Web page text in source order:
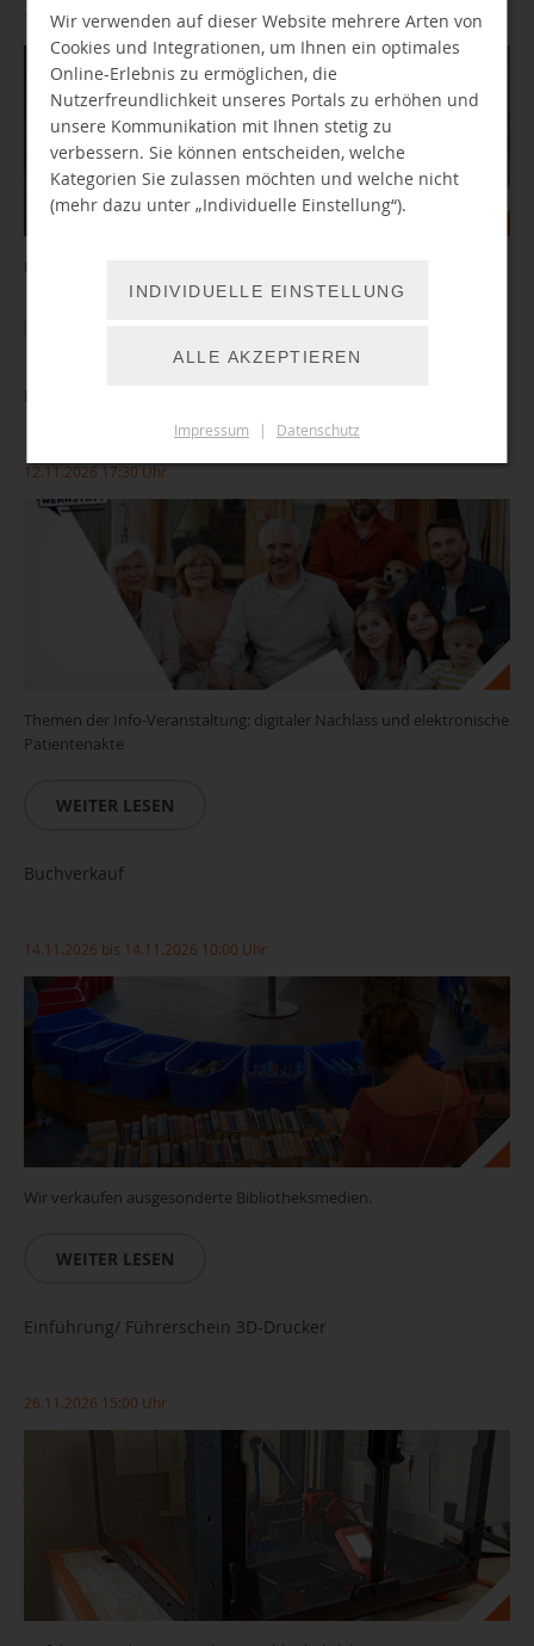
10.11.2026 10:00 Uhr
Ein Angebot der Nachrichtenwerkstatt Chemnitz.
12.11.2026 17:30 Uhr
Themen der Info-Veranstaltung: digitaler Nachlass und elektronische
Patientenakte
WEITER LESEN
Buchverkauf
14.11.2026 bis 14.11.2026 10:00 Uhr
Wir verkaufen ausgesonderte Bibliotheksmedien.
WEITER LESEN
Einführung/ Führerschein 3D-Drucker
26.11.2026 15:00 Uhr
Wir verwenden auf dieser Website mehrere Arten von
Cookies und Integrationen, um Ihnen ein optimales
Online-Erlebnis zu ermöglichen, die
Nutzerfreundlichkeit unseres Portals zu erhöhen und
unsere Kommunikation mit Ihnen stetig zu
verbessern. Sie können entscheiden, welche
Kategorien Sie zulassen möchten und welche nicht
(mehr dazu unter „Individuelle Einstellung“).
INDIVIDUELLE EINSTELLUNG
ALLE AKZEPTIEREN
Impressum | Datenschutz